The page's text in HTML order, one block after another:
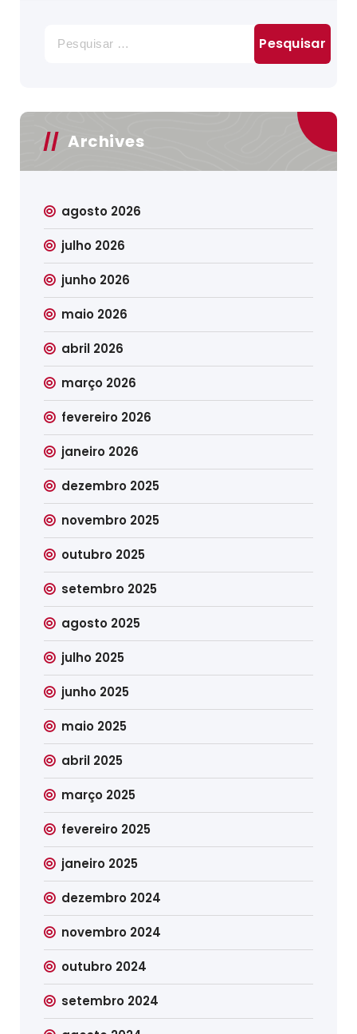
por:
Archives
agosto 2026
julho 2026
junho 2026
maio 2026
abril 2026
março 2026
fevereiro 2026
janeiro 2026
dezembro 2025
novembro 2025
outubro 2025
setembro 2025
agosto 2025
julho 2025
junho 2025
maio 2025
abril 2025
março 2025
fevereiro 2025
janeiro 2025
dezembro 2024
novembro 2024
outubro 2024
setembro 2024